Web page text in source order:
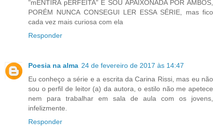
"mENTIRA pERFEITA" E SOU APAIXONADA POR AMBOS,
PORÉM NUNCA CONSEGUI LER ESSA SÉRIE, mas fico
cada vez mais curiosa com ela
Responder
Poesia na alma 24 de fevereiro de 2017 às 14:47
Eu conheço a série e a escrita da Carina Rissi, mas eu não
sou o perfil de leitor (a) da autora, o estilo não me apetece
nem para trabalhar em sala de aula com os jovens,
infelizmente.
Responder